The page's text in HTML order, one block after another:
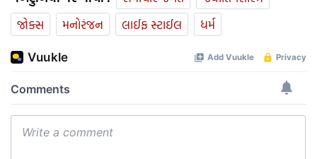
જોક્સ
મનોરંજન લાઈફ સ્ટાઈલ ધર્મ